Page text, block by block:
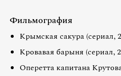
Фильмография
Крымская сакура (сериал,
Кровавая барыня (сериал,
Оперетта капитана